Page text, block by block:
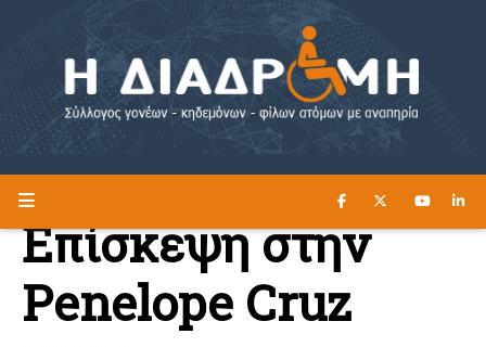
Η ΔΙΑΔΡΟΜΗ ΔΙΑΒΑΣΤΕ ΕΔΩ ►
Επίσκεψη στην
Penelope Cruz